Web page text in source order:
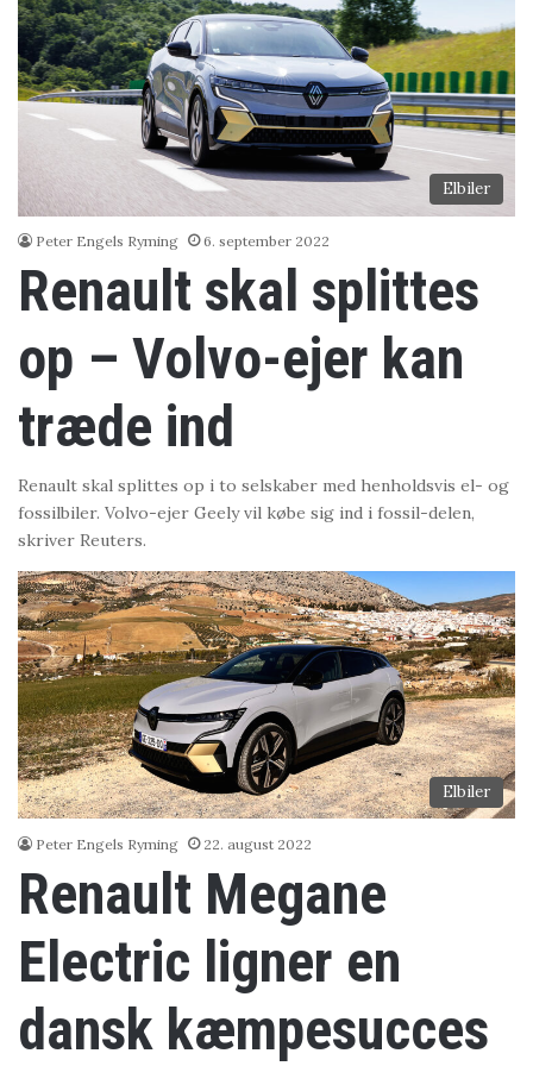
Elbiler
Peter Engels Ryming 6. september 2022
Renault skal splittes
op – Volvo-ejer kan
træde ind
Renault skal splittes op i to selskaber med henholdsvis el- og
fossilbiler. Volvo-ejer Geely vil købe sig ind i fossil-delen,
skriver Reuters.
Elbiler
Peter Engels Ryming 22. august 2022
Renault Megane
Electric ligner en
dansk kæmpesucces